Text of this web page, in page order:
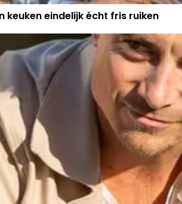
keuken eindelijk écht fris ruiken